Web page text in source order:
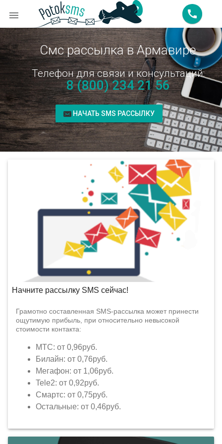
 call
Смс рассылка в Армавире
Телефон для связи и консультаций:
8 (800) 234 21 56
НАЧАТЬ SMS РАССЫЛКУ
Начните рассылку SMS сейчас!
Грамотно составленная SMS-рассылка может принести
ощутимую прибыль, при относительно невысокой
стоимости контакта:
МТС: от 0,96руб.
Билайн: от 0,76руб.
Мегафон: от 1,06руб.
Tele2: от 0,92руб.
Смартс: от 0,75руб.
Остальные: от 0,46руб.